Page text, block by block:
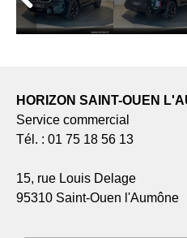
HORIZON SAINT-OUEN
Service commercial
Tél. : 01 75 18 56 13
15, rue Louis Delage
95310 Saint-Ouen l'Aumône